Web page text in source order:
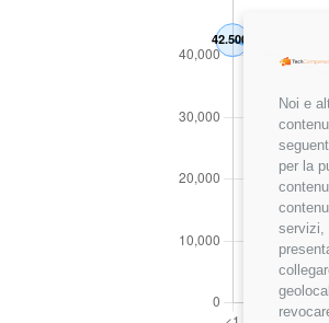
Noi e
per la
servizi,